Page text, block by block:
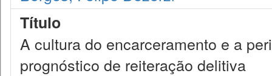
Título
A cultura do encarceramento e a
prognóstico de reiteração delitiva